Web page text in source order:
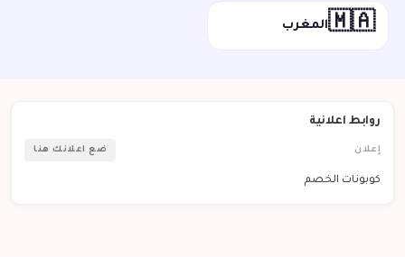
🇲🇦المغرب
روابط اعلانية
إعلان ضع اعلانك هنا
كوبونات الخصم